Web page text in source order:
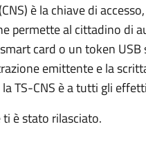
è la chiave di
permette al cittadino di
card o un token
emittente e la scritta
TS-CNS è a tutti gli
ti è stato rilasciato.